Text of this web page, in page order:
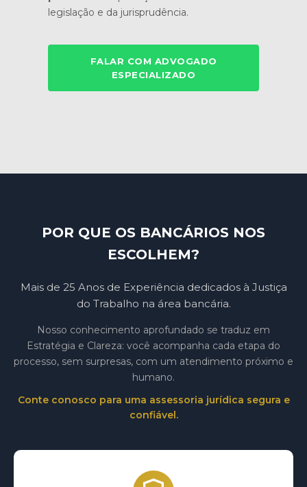
legislação e da jurisprudência.
FALAR COM ADVOGADO
ESPECIALIZADO
POR QUE OS BANCÁRIOS NOS
ESCOLHEM?
Mais de 25 Anos de Experiência dedicados à Justiça
do Trabalho na área bancária.
Nosso conhecimento aprofundado se traduz em
Estratégia e Clareza: você acompanha cada etapa do
processo, sem surpresas, com um atendimento próximo e
humano.
Conte conosco para uma assessoria jurídica segura e
confiável.